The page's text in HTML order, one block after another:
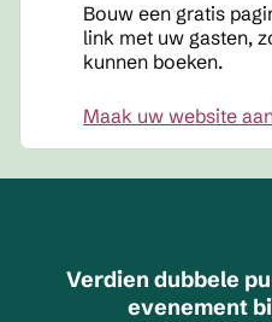
Bouw een gratis
link met uw gasten,
kunnen boeken.
Maak uw website
Verdien dubbele
evenement